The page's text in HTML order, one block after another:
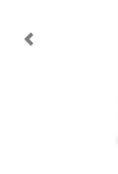
Navidad 🎄 Invierno